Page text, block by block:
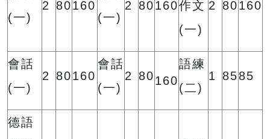
(一)
2 80160
(一)
2 80160作文
(一)
2 80160
會話
(一)
2 80160
會話
(一)
2 80160
語練
(二)
1 8585
德語